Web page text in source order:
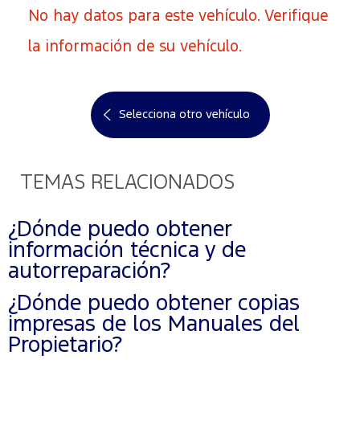
No hay datos para este vehículo. Verifique
la información de su vehículo.
Selecciona otro vehículo
TEMAS RELACIONADOS
¿Dónde puedo obtener
información técnica y de
autorreparación?
¿Dónde puedo obtener copias
impresas de los Manuales del
Propietario?